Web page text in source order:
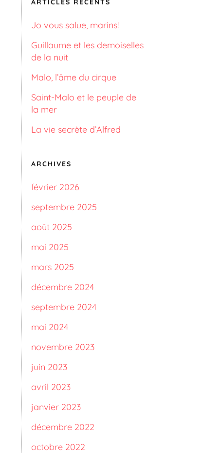
ARTICLES RÉCENTS
Jo vous salue, marins!
Guillaume et les demoiselles
de la nuit
Malo, l’âme du cirque
Saint-Malo et le peuple de
la mer
La vie secrète d’Alfred
ARCHIVES
février 2026
septembre 2025
août 2025
mai 2025
mars 2025
décembre 2024
septembre 2024
mai 2024
novembre 2023
juin 2023
avril 2023
janvier 2023
décembre 2022
octobre 2022